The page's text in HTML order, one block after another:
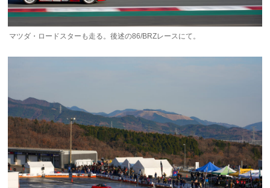
マツダ・ロードスターも走る。後述の86/BRZレースにて。